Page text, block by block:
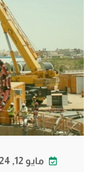
مايو 12, 2024